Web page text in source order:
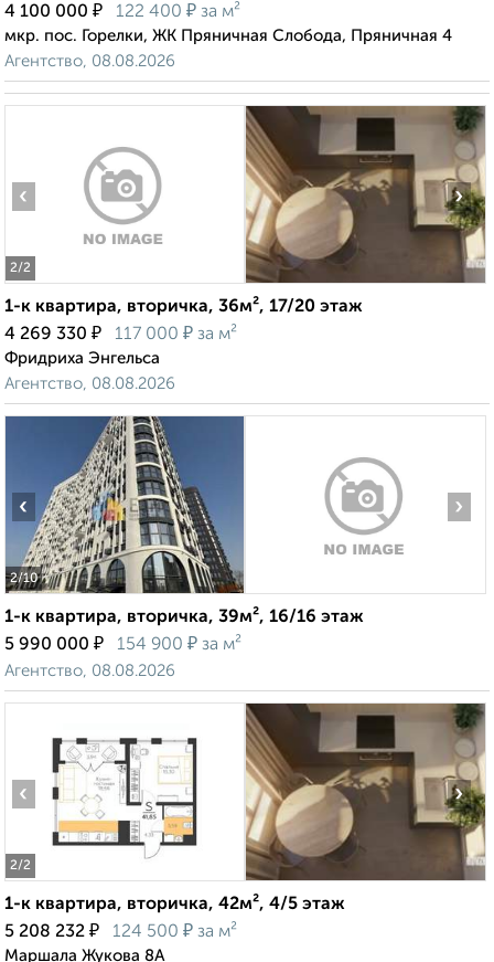
4 100 000 ₽ 122 400 ₽ за м²
мкр. пос. Горелки, ЖК Пряничная Слобода, Пряничная 4
Агентство, 08.08.2026
2/2
‹ ›
1-к квартира, вторичка, 36м², 17/20 этаж
4 269 330 ₽ 117 000 ₽ за м²
Фридриха Энгельса
Агентство, 08.08.2026
2/10
‹ ›
1-к квартира, вторичка, 39м², 16/16 этаж
5 990 000 ₽ 154 900 ₽ за м²
Агентство, 08.08.2026
2/2
‹ ›
1-к квартира, вторичка, 42м², 4/5 этаж
5 208 232 ₽ 124 500 ₽ за м²
Маршала Жукова 8А